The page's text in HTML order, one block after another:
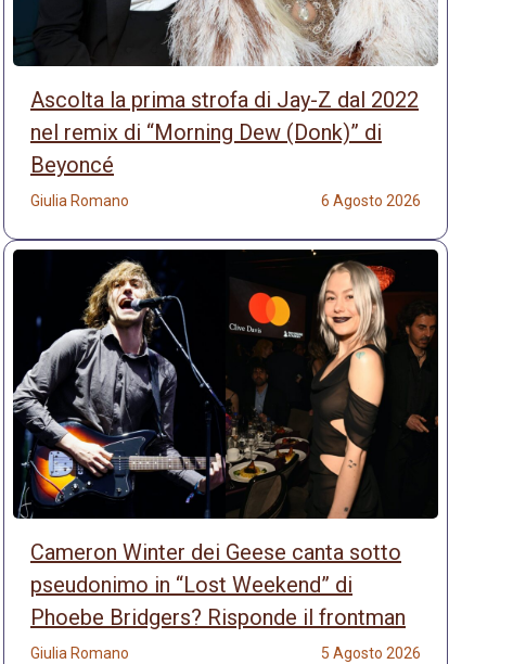
Ascolta la prima strofa di Jay-Z dal 2022
nel remix di “Morning Dew (Donk)” di
Beyoncé
Giulia Romano 6 Agosto 2026
Cameron Winter dei Geese canta sotto
pseudonimo in “Lost Weekend” di
Phoebe Bridgers? Risponde il frontman
Giulia Romano 5 Agosto 2026